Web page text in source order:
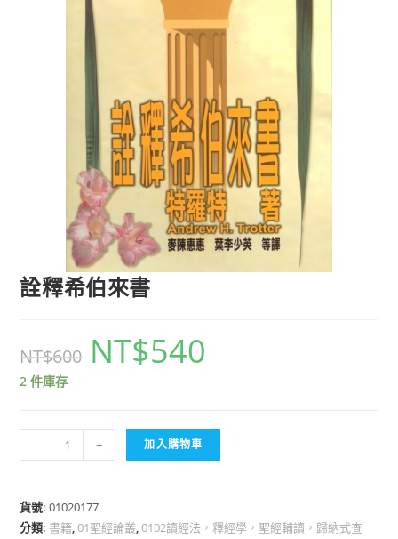
詮釋希伯來書
NT$600 NT$540
2 件庫存
-
釋
伯
來
+ 加入購物車
貨號:01020177
分類: 書籍,01聖經論叢,0102讀經法，釋經學，聖經輔讀，歸納式查